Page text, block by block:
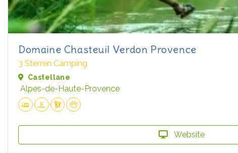
Domaine Chasteuil Verdon Provence
3 Sterren Camping
Castellane
Alpes-de-Haute-Provence
Website